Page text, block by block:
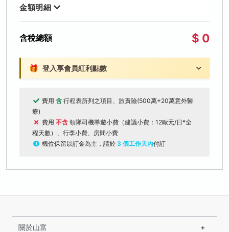
金額明細
含稅總額 $ 0
🎁 登入享會員紅利點數
費用 含 行程表所列之項目、旅責險(500萬+20萬意外醫
療)
費用 不含 領隊司機導遊小費（建議小費：12歐元/日*全
程天數）、行李小費、房間小費
機位保留以訂金為主，請於 3 個工作天內付訂
關於山富